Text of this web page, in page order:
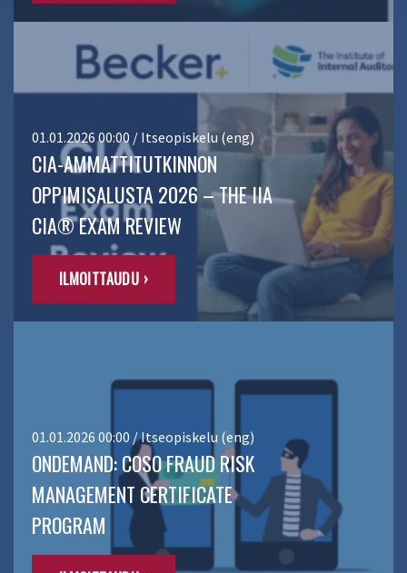
01.01.2026 00:00 / Itseopiskelu (eng)
CIA-AMMATTITUTKINNON
OPPIMISALUSTA 2026 – THE IIA
CIA® EXAM REVIEW
ILMOITTAUDU ›
01.01.2026 00:00 / Itseopiskelu (eng)
ONDEMAND: COSO FRAUD RISK
MANAGEMENT CERTIFICATE
PROGRAM